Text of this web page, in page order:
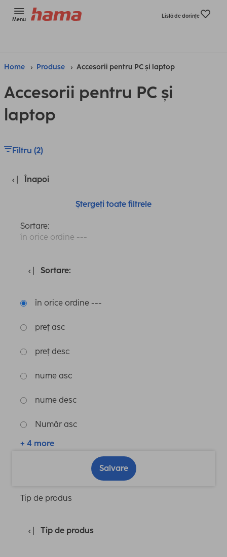
Menu
Listă de dorinţe
Home Produse Accesorii pentru PC și laptop
Accesorii pentru PC și
laptop
Filtru (2)
Înapoi
Ștergeți toate filtrele
Sortare:
în orice ordine ---
Sortare:
în orice ordine ---
preț asc
preț desc
nume asc
nume desc
Număr asc
+ 4 more
Salvare
Tip de produs
Tip de produs